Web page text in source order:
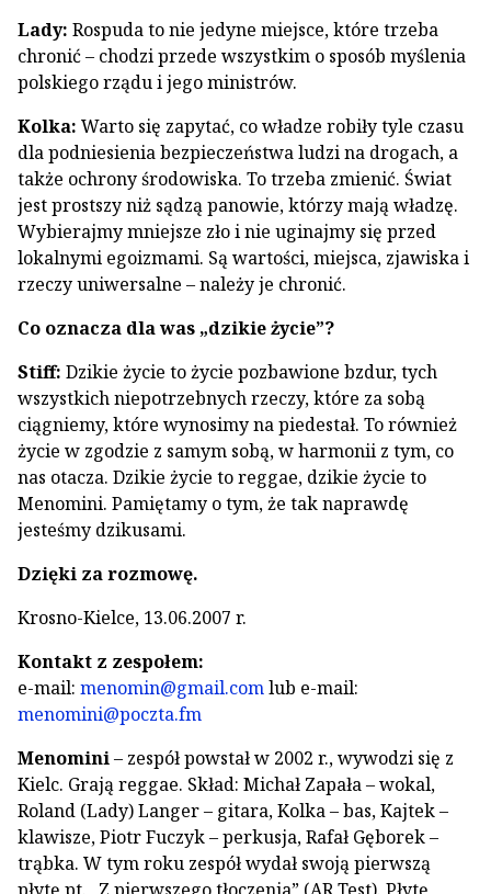
Lady: Rospuda to nie jedyne miejsce, które trzeba
chronić – chodzi przede wszystkim o sposób myślenia
polskiego rządu i jego ministrów.
Kolka: Warto się zapytać, co władze robiły tyle czasu
dla podniesienia bezpieczeństwa ludzi na drogach, a
także ochrony środowiska. To trzeba zmienić. Świat
jest prostszy niż sądzą panowie, którzy mają władzę.
Wybierajmy mniejsze zło i nie uginajmy się przed
lokalnymi egoizmami. Są wartości, miejsca, zjawiska i
rzeczy uniwersalne – należy je chronić.
Co oznacza dla was „dzikie życie”?
Stiff: Dzikie życie to życie pozbawione bzdur, tych
wszystkich niepotrzebnych rzeczy, które za sobą
ciągniemy, które wynosimy na piedestał. To również
życie w zgodzie z samym sobą, w harmonii z tym, co
nas otacza. Dzikie życie to reggae, dzikie życie to
Menomini. Pamiętamy o tym, że tak naprawdę
jesteśmy dzikusami.
Dzięki za rozmowę.
Krosno-Kielce, 13.06.2007 r.
Kontakt z zespołem:
e-mail: menomin@gmail.comlub e-mail:
menomini@poczta.fm
Menomini– zespół powstał w 2002 r., wywodzi się z
Kielc. Grają reggae. Skład: Michał Zapała – wokal,
Roland (Lady) Langer – gitara, Kolka – bas, Kajtek –
klawisze, Piotr Fuczyk – perkusja, Rafał Gęborek –
trąbka. W tym roku zespół wydał swoją pierwszą